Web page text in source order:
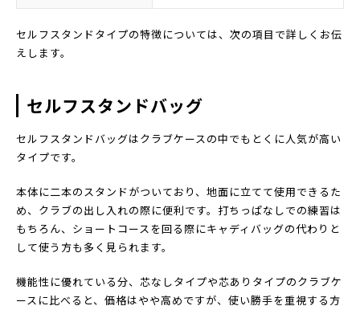
セルフスタンドタイプの特徴については、次の項目で詳しくお伝
えします。
セルフスタンドバッグ
セルフスタンドバッグはクラブケースの中でもとくに人気が高い
タイプです。
本体に二本のスタンドがついており、地面に立てて使用できるた
め、クラブの出し入れの際に便利です。打ちっぱなしでの練習は
もちろん、ショートコースを回る際にキャディバッグの代わりと
して使う方も多く見られます。
機能性に優れている分、芯なしタイプや芯ありタイプのクラブケ
ースに比べると、価格はやや高めですが、使い勝手を重視する方